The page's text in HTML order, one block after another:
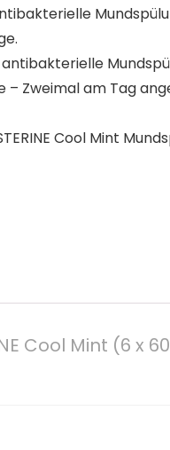
Zweimal am Tag
Cool Mint
Cool Mint (6